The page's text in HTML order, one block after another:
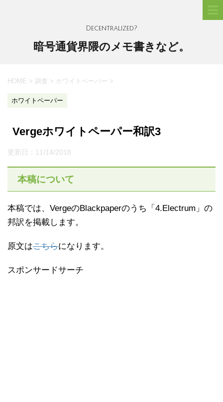
Decentralized?
暗号通貨界隈のメモ書きなど。
HOME > 調査 > ホワイトペーパー >
ホワイトペーパー
Vergeホワイトペーパー和訳3
更新日： 11/14/2018
本稿について
本稿では、VergeのBlackpaperのうち「4.Electrum」の
邦訳を掲載します。
原文はこちらになります。
スポンサードサーチ